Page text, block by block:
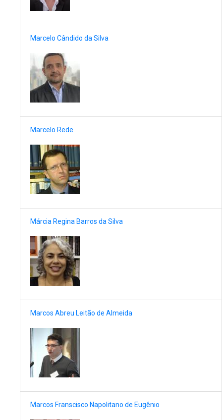
Marcelo Cândido da Silva
Marcelo Rede
Márcia Regina Barros da Silva
Marcos Abreu Leitão de Almeida
Marcos Franscisco Napolitano de Eugênio